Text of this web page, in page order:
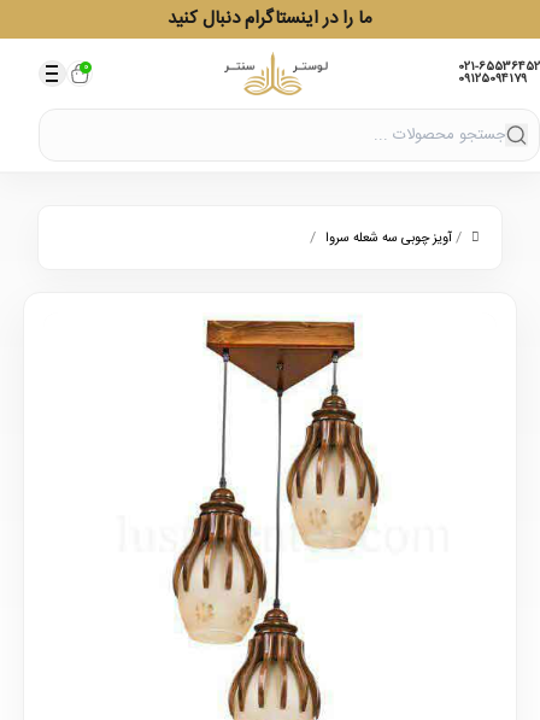
ما را در اینستاگرام دنبال کنید
021-65536452
09125094179
0
/آویز چوبی سه شعله سروا /